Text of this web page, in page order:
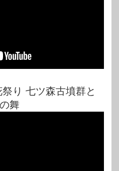
り 七ツ森古墳群と
舞